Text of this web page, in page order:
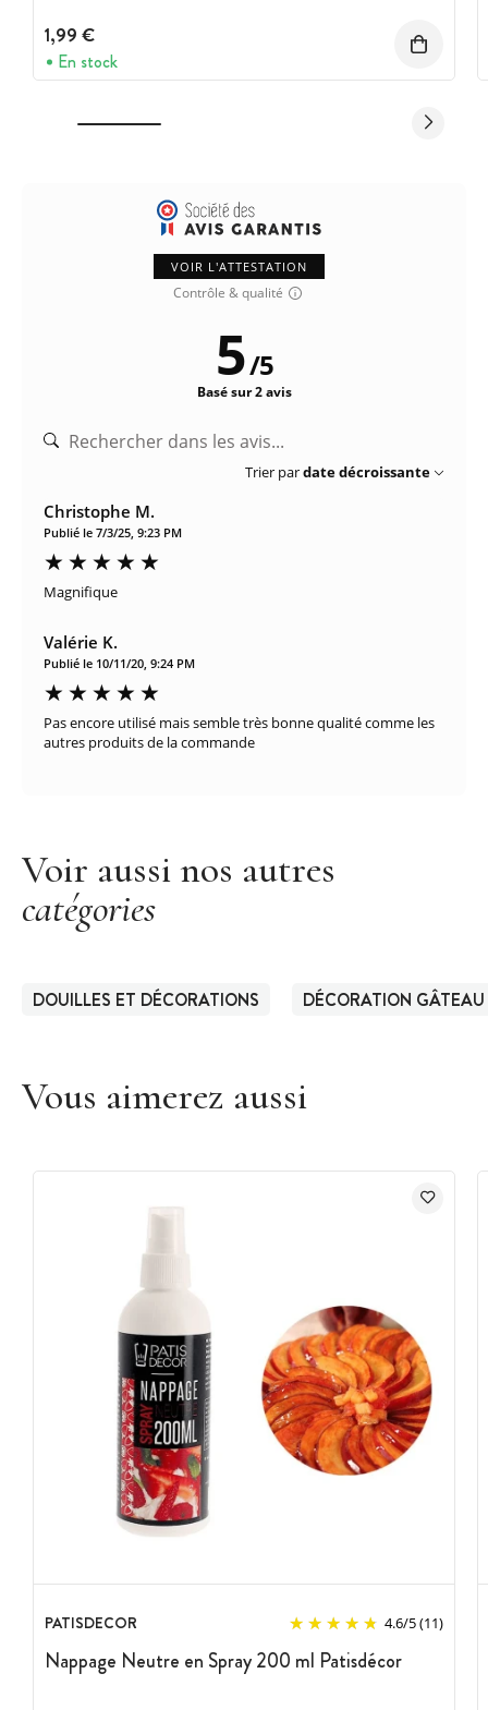
1,99 €
En stock
VOIR L'ATTESTATION
Contrôle & qualité
5/5
Basé sur 2 avis
Trier pardate décroissante
Christophe M.
Publié le 7/3/25, 9:23 PM
Magnifique
Valérie K.
Publié le 10/11/20, 9:24 PM
Pas encore utilisé mais semble très bonne qualité comme les
autres produits de la commande
Voir aussi nos autres
catégories
DOUILLES ET DÉCORATIONS DÉCORATION GÂTEAU
Vous aimerez aussi
PATISDECOR 4.6/5(11)
Nappage Neutre en Spray 200 ml Patisdécor